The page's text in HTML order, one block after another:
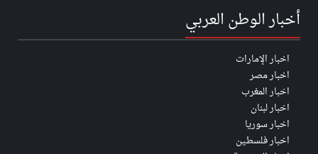
أخبار الوطن العربي
اخبار الإمارات
اخبار مصر
اخبار المغرب
اخبار لبنان
اخبار سوريا
اخبار فلسطين